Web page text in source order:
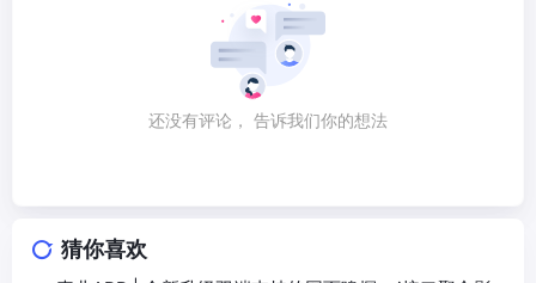
还没有评论， 告诉我们你的想法
猜你喜欢